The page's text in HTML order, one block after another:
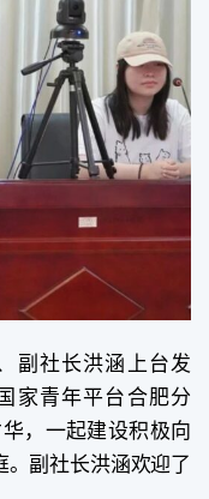
副社长洪涵上台发
家青年平台合肥分
，一起建设积极向
。副社长洪涵欢迎了